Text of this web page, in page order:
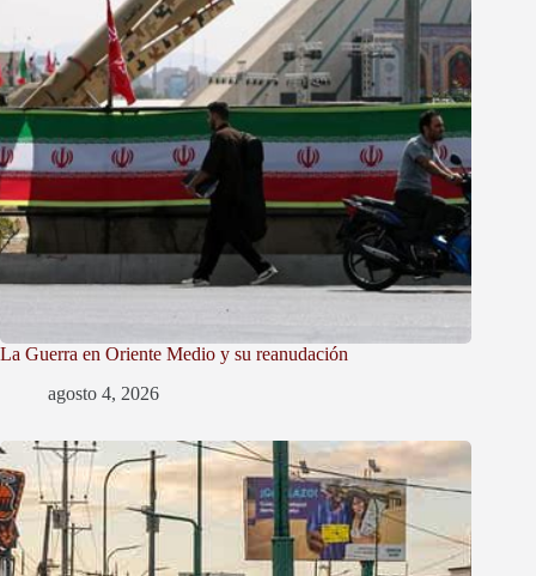
La Guerra en Oriente Medio y su reanudación
agosto 4, 2026